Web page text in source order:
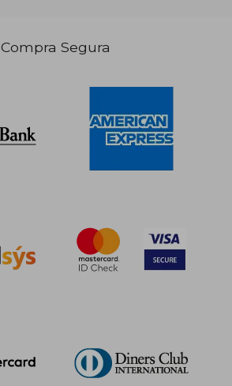
dcto.
Compra Segura